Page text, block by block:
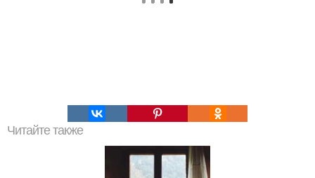
Читайте также